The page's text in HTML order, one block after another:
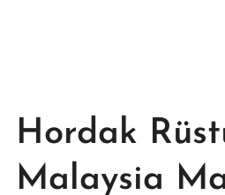
Hordak
Malaysia